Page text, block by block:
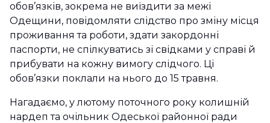
обов’язків, зокрема не виїздити за межі
Одещини, повідомляти слідство про зміну місця
проживання та роботи, здати закордонні
паспорти, не спілкуватись зі свідками у справі й
прибувати на кожну вимогу слідчого. Ці
обов’язки поклали на нього до 15 травня.
Нагадаємо, у лютому поточного року колишній
нардеп та очільник Одеської районної ради